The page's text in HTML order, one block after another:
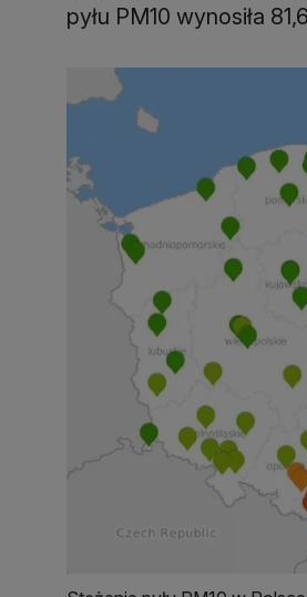
pyłu PM10 wynosiła